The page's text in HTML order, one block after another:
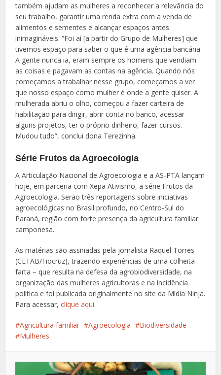
também ajudam as mulheres a reconhecer a relevância do
seu trabalho, garantir uma renda extra com a venda de
alimentos e sementes e alcançar espaços antes
inimagináveis. “Foi aí [a partir do Grupo de Mulheres] que
tivemos espaço para saber o que é uma agência bancária.
A gente nunca ia, eram sempre os homens que vendiam
as coisas e pagavam as contas na agência. Quando nós
começamos a trabalhar nesse grupo, começamos a ver
que nosso espaço como mulher é onde a gente quiser. A
mulherada abriu o olho, começou a fazer carteira de
habilitação para dirigir, abrir conta no banco, acessar
alguns projetos, ter o próprio dinheiro, fazer cursos.
Mudou tudo”, conclui dona Terezinha.
Série Frutos da Agroecologia
A Articulação Nacional de Agroecologia e a AS-PTA lançam
hoje, em parceria com Xepa Ativismo, a série Frutos da
Agroecologia. Serão três reportagens sobre iniciativas
agroecológicas no Brasil profundo, no Centro-Sul do
Paraná, região com forte presença da agricultura familiar
camponesa.
As matérias são assinadas pela jornalista Raquel Torres
(CETAB/Fiocruz), trazendo experiências de uma colheita
farta – que resulta na defesa da agrobiodiversidade, na
organização das mulheres agricultoras e na incidência
política e foi publicada originalmente no site da Mídia Ninja.
Para acessar,clique aqui.
Agricultura familiar Agroecologia
Biodiversidade
Mulheres